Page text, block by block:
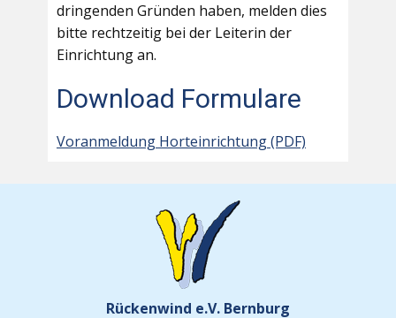
dringenden Gründen haben, melden dies
bitte rechtzeitig bei der Leiterin der
Einrichtung an.
Download Formulare
Voranmeldung Horteinrichtung (PDF)
Rückenwind e.V. Bernburg